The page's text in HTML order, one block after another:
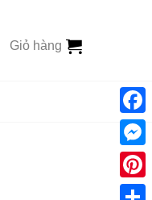
Giỏ hàng